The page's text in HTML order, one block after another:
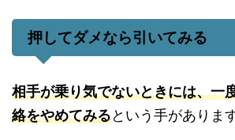
押してダメなら引いてみる
相手が乗り気でないときには、一
絡をやめてみるという手があります